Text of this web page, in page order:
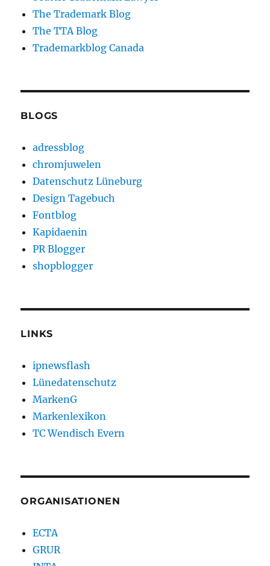
The Trademark Blog
The TTA Blog
Trademarkblog Canada
BLOGS
adressblog
chromjuwelen
Datenschutz Lüneburg
Design Tagebuch
Fontblog
Kapidaenin
PR Blogger
shopblogger
LINKS
ipnewsflash
Lünedatenschutz
MarkenG
Markenlexikon
TC Wendisch Evern
ORGANISATIONEN
ECTA
GRUR